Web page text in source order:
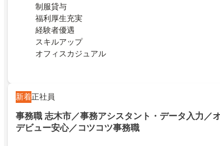
制服貸与
福利厚生充実
経験者優遇
スキルアップ
オフィスカジュアル
新着正社員
事務職 志木市／事務アシスタント・データ入力／
デビュー安心／コツコツ事務職